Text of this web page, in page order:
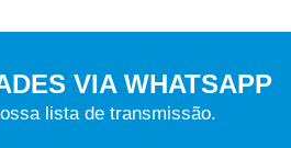
VIA WHATSAPP
lista de transmissão.